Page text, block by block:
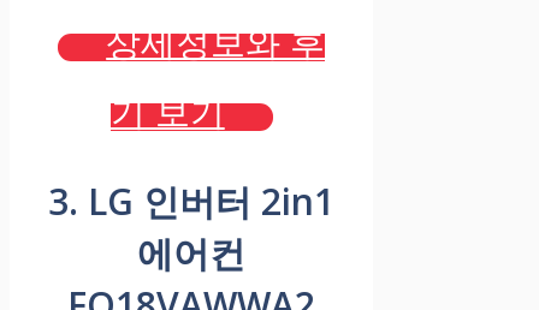
상세정보와 후
기 보기
3. LG 인버터 2in1
에어컨